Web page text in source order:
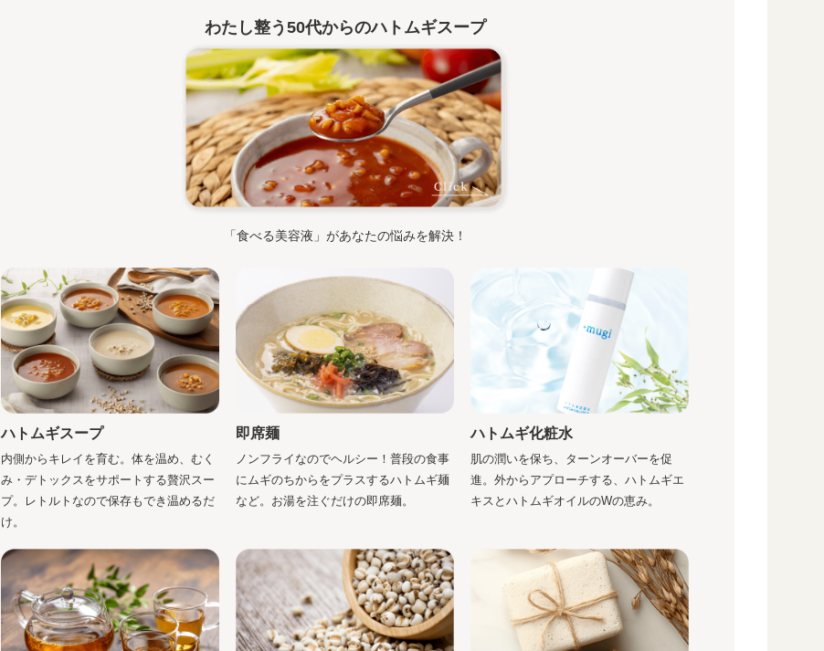
わたし整う50代からのハトムギスープ
「食べる美容液」があなたの悩みを解決！
ハトムギスープ
内側からキレイを育む。体を温め、むく
み・デトックスをサポートする贅沢スー
プ。レトルトなので保存もでき温めるだ
け。
即席麺
ノンフライなのでヘルシー！普段の食事
にムギのちからをプラスするハトムギ麺
など。お湯を注ぐだけの即席麺。
ハトムギ化粧水
肌の潤いを保ち、ターンオーバーを促
進。外からアプローチする、ハトムギエ
キスとハトムギオイルのWの恵み。